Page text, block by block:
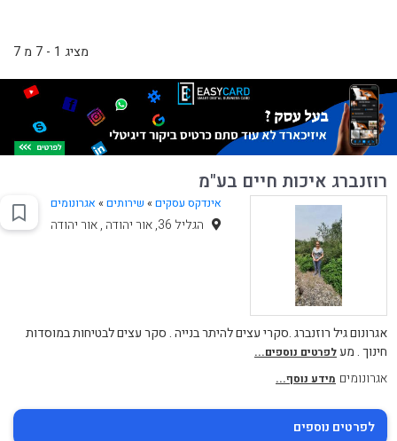
מציג 1 - 7 מ 7
רוזנברג איכות חיים בע"מ
אינדקס עסקים » שירותים» אגרונומים
הגליל 36, אור יהודה , אור יהודה
אגרונום גיל רוזנברג .סקרי עצים להיתר בנייה . סקר עצים לבטיחות במוסדות
חינוך . מעלפרטים נוספים...
אגרונומים מידע נוסף...
לפרטים נוספים